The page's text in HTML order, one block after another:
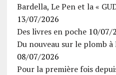
Bardella, Le Pen et la «
13/07/2026
Des livres en poche 10/07/
Du nouveau sur le plomb
08/07/2026
Pour la première fois